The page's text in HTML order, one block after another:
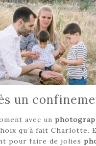
un
avec un
qu’à fait
pour faire de jolies